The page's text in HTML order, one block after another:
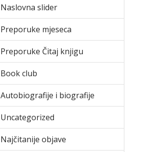
Naslovna slider
Preporuke mjeseca
Preporuke Čitaj knjigu
Book club
Autobiografije i biografije
Uncategorized
Najčitanije objave